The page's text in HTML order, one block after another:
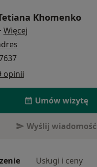
Khomenko
· Więcej
opinii
Umów wizytę
Wyślij wiadomość
Usługi i ceny